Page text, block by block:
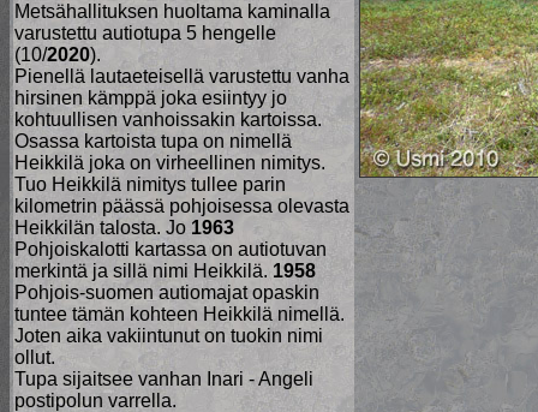
Metsähallituksen huoltama kaminalla
varustettu autiotupa 5 hengelle
(10/2020).
Pienellä lautaeteisellä varustettu vanha
hirsinen kämppä joka esiintyy jo
kohtuullisen vanhoissakin kartoissa.
Osassa kartoista tupa on nimellä
Heikkilä joka on virheellinen nimitys.
Tuo Heikkilä nimitys tullee parin
kilometrin päässä pohjoisessa olevasta
Heikkilän talosta. Jo 1963
Pohjoiskalotti kartassa on autiotuvan
merkintä ja sillä nimi Heikkilä. 1958
Pohjois-suomen autiomajat opaskin
tuntee tämän kohteen Heikkilä nimellä.
Joten aika vakiintunut on tuokin nimi
ollut.
Tupa sijaitsee vanhan Inari - Angeli
postipolun varrella.